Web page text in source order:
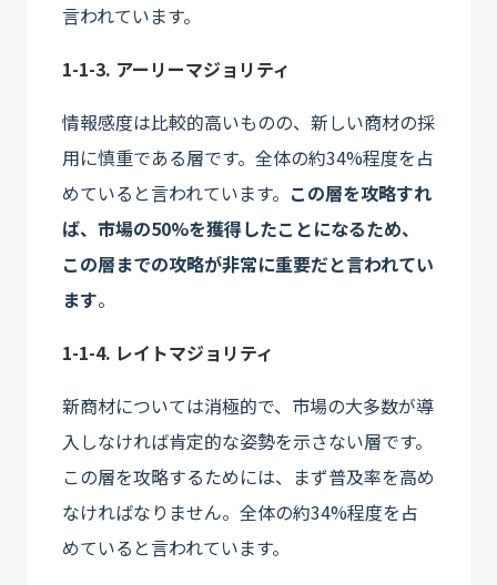
言われています。
1-1-3. アーリーマジョリティ
情報感度は比較的高いものの、新しい商材の採
用に慎重である層です。全体の約34%程度を占
めていると言われています。 この層を攻略すれ
ば、市場の50%を獲得したことになるため、
この層までの攻略が非常に重要だと言われてい
ます。
1-1-4. レイトマジョリティ
新商材については消極的で、市場の大多数が導
入しなければ肯定的な姿勢を示さない層です。
この層を攻略するためには、まず普及率を高め
なければなりません。全体の約34%程度を占
めていると言われています。